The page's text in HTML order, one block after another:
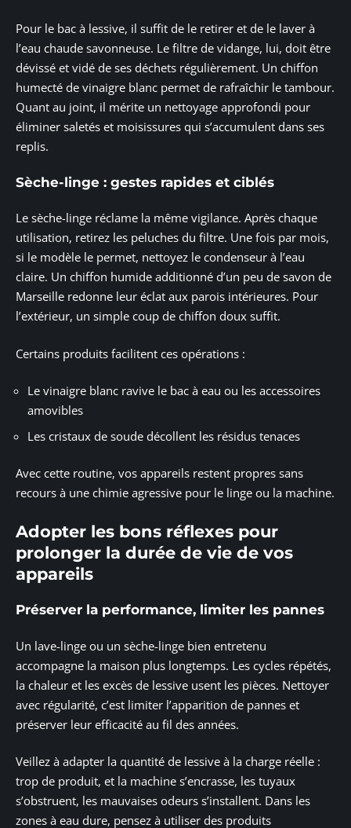
Pour le bac à lessive, il suffit de le retirer et de le laver à
l’eau chaude savonneuse. Le filtre de vidange, lui, doit être
dévissé et vidé de ses déchets régulièrement. Un chiffon
humecté de vinaigre blanc permet de rafraîchir le tambour.
Quant au joint, il mérite un nettoyage approfondi pour
éliminer saletés et moisissures qui s’accumulent dans ses
replis.
Sèche-linge : gestes rapides et ciblés
Le sèche-linge réclame la même vigilance. Après chaque
utilisation, retirez les peluches du filtre. Une fois par mois,
si le modèle le permet, nettoyez le condenseur à l’eau
claire. Un chiffon humide additionné d’un peu de savon de
Marseille redonne leur éclat aux parois intérieures. Pour
l’extérieur, un simple coup de chiffon doux suffit.
Certains produits facilitent ces opérations :
Le vinaigre blanc ravive le bac à eau ou les accessoires
amovibles
Les cristaux de soude décollent les résidus tenaces
Avec cette routine, vos appareils restent propres sans
recours à une chimie agressive pour le linge ou la machine.
Adopter les bons réflexes pour
prolonger la durée de vie de vos
appareils
Préserver la performance, limiter les pannes
Un lave-linge ou un sèche-linge bien entretenu
accompagne la maison plus longtemps. Les cycles répétés,
la chaleur et les excès de lessive usent les pièces. Nettoyer
avec régularité, c’est limiter l’apparition de pannes et
préserver leur efficacité au fil des années.
Veillez à adapter la quantité de lessive à la charge réelle :
trop de produit, et la machine s’encrasse, les tuyaux
s’obstruent, les mauvaises odeurs s’installent. Dans les
zones à eau dure, pensez à utiliser des produits